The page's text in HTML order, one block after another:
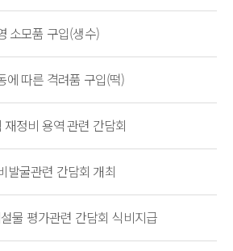
소모품 구입(생수)
에 따른 격려품 구입(떡)
정비 용역 관련 간담회
발굴관련 간담회 개최
물 평가관련 간담회 식비지급